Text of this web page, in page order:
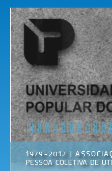
Universidade
Popular do
Porto
Associação
Cultural